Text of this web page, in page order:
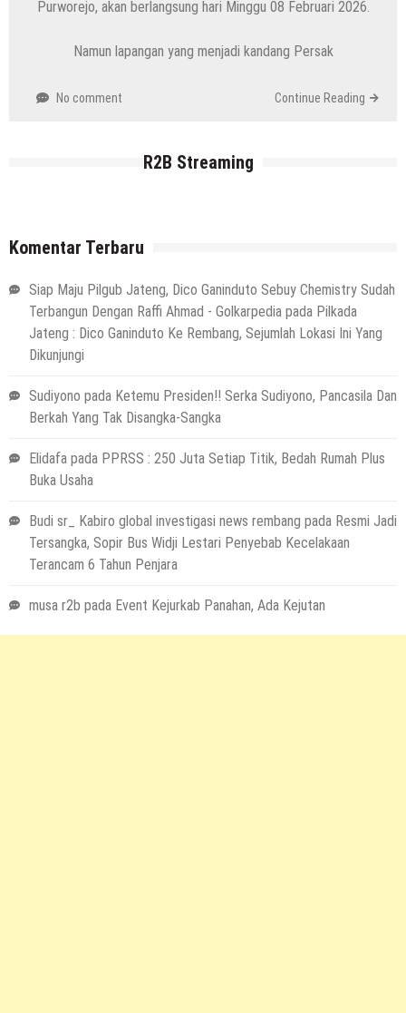
Purworejo, akan berlangsung hari Minggu 08 Februari 2026.
Namun lapangan yang menjadi kandang Persak
No comment Continue Reading
R2B Streaming
Komentar Terbaru
Siap Maju Pilgub Jateng, Dico Ganinduto Sebuy Chemistry Sudah
Terbangun Dengan Raffi Ahmad - Golkarpedia pada Pilkada
Jateng : Dico Ganinduto Ke Rembang, Sejumlah Lokasi Ini Yang
Dikunjungi
Sudiyono pada Ketemu Presiden!! Serka Sudiyono, Pancasila Dan
Berkah Yang Tak Disangka-Sangka
Elidafa pada PPRSS : 250 Juta Setiap Titik, Bedah Rumah Plus
Buka Usaha
Budi sr_ Kabiro global investigasi news rembang pada Resmi Jadi
Tersangka, Sopir Bus Widji Lestari Penyebab Kecelakaan
Terancam 6 Tahun Penjara
musa r2b pada Event Kejurkab Panahan, Ada Kejutan